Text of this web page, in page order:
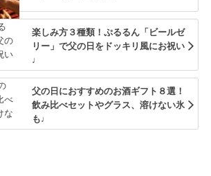
楽しみ方３種類！ぷるるん「ビールゼ
リー」で父の日をドッキリ風にお祝い
♩
父の日におすすめのお酒ギフト８選！
飲み比べセットやグラス、溶けない氷
も♩